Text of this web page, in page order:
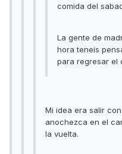
comida del
La gente de
hora teneis
para regresar el
Mi idea era salir
anochezca en el
la vuelta.